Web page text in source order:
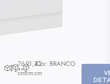
76
cm
91,3
cm
42
cm
Cor: BRANCO